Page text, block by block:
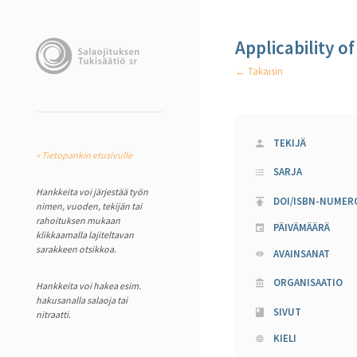
« Tietopankin etusivulle
Hankkeita voi järjestää työn
nimen, vuoden, tekijän tai
rahoituksen mukaan
klikkaamalla lajiteltavan
sarakkeen otsikkoa.
Hankkeita voi hakea esim.
hakusanalla salaoja tai
nitraatti.
Applicability
← Takaisin
TEKIJÄ
SARJA
DOI/ISBN-
PÄIVÄMÄÄRÄ
AVAINSANAT
ORGANISAATIO
SIVUT
KIELI